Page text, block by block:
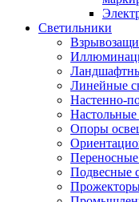
Светильники
Линейные
Настенно-
Настольные
Опоры
Подвесные